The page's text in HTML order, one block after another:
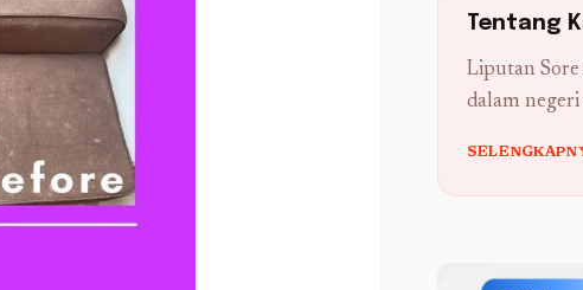
Tentang
Liputan Sore
dalam negeri